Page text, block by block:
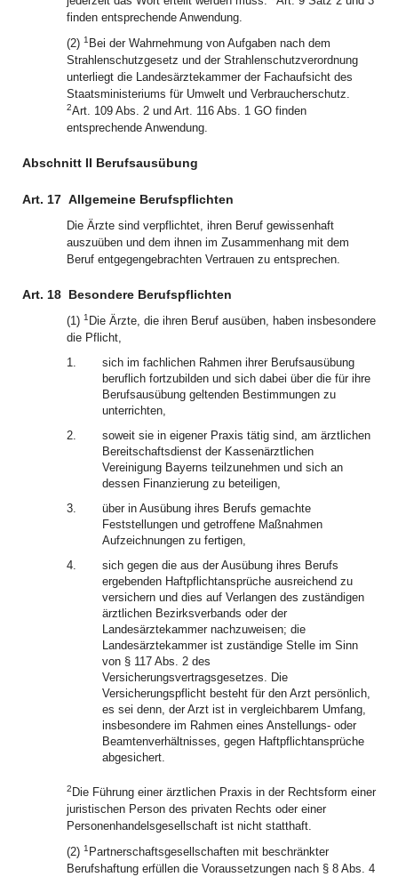
finden entsprechende Anwendung.
(2) 1 Bei der Wahrnehmung von Aufgaben nach dem
Strahlenschutzgesetz und der Strahlenschutzverordnung
unterliegt die Landesärztekammer der Fachaufsicht des
Staatsministeriums für Umwelt und Verbraucherschutz.
2Art. 109 Abs. 2 und Art. 116 Abs. 1 GO finden
entsprechende Anwendung.
Abschnitt II Berufsausübung
Art. 17 Allgemeine Berufspflichten
Die Ärzte sind verpflichtet, ihren Beruf gewissenhaft
auszuüben und dem ihnen im Zusammenhang mit dem
Beruf entgegengebrachten Vertrauen zu entsprechen.
Art. 18 Besondere Berufspflichten
(1) 1 Die Ärzte, die ihren Beruf ausüben, haben insbesondere
die Pflicht,
1.
sich im fachlichen Rahmen ihrer Berufsausübung
beruflich fortzubilden und sich dabei über die für ihre
Berufsausübung geltenden Bestimmungen zu
unterrichten,
2.
soweit sie in eigener Praxis tätig sind, am ärztlichen
Bereitschaftsdienst der Kassenärztlichen
Vereinigung Bayerns teilzunehmen und sich an
dessen Finanzierung zu beteiligen,
3.
über in Ausübung ihres Berufs gemachte
Feststellungen und getroffene Maßnahmen
Aufzeichnungen zu fertigen,
4.
sich gegen die aus der Ausübung ihres Berufs
ergebenden Haftpflichtansprüche ausreichend zu
versichern und dies auf Verlangen des zuständigen
ärztlichen Bezirksverbands oder der
Landesärztekammer nachzuweisen; die
Landesärztekammer ist zuständige Stelle im Sinn
von § 117 Abs. 2 des
Versicherungsvertragsgesetzes. Die
Versicherungspflicht besteht für den Arzt persönlich,
es sei denn, der Arzt ist in vergleichbarem Umfang,
insbesondere im Rahmen eines Anstellungs- oder
Beamtenverhältnisses, gegen Haftpflichtansprüche
abgesichert.
2 Die Führung einer ärztlichen Praxis in der Rechtsform einer
juristischen Person des privaten Rechts oder einer
Personenhandelsgesellschaft ist nicht statthaft.
(2) 1 Partnerschaftsgesellschaften mit beschränkter
Berufshaftung erfüllen die Voraussetzungen nach § 8 Abs. 4